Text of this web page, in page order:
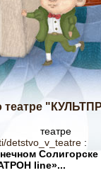
театре
detstvo_v_teatre :
line»...